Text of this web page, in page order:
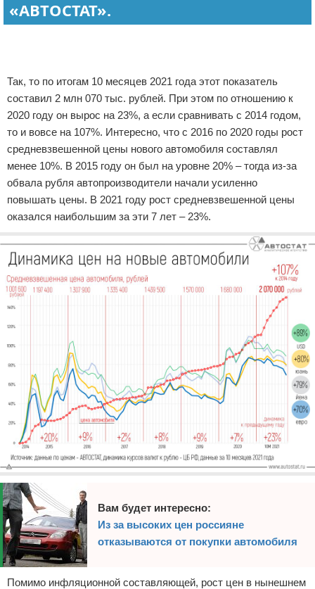
«АВТОСТАТ».
Так, то по итогам 10 месяцев 2021 года этот показатель
составил 2 млн 070 тыс. рублей. При этом по отношению к
2020 году он вырос на 23%, а если сравнивать с 2014 годом,
то и вовсе на 107%. Интересно, что с 2016 по 2020 годы рост
средневзвешенной цены нового автомобиля составлял
менее 10%. В 2015 году он был на уровне 20% – тогда из-за
обвала рубля автопроизводители начали усиленно
повышать цены. В 2021 году рост средневзвешенной цены
оказался наибольшим за эти 7 лет – 23%.
Вам будет интересно:
Из за высоких цен россияне
отказываются от покупки автомобиля
Помимо инфляционной составляющей, рост цен в нынешнем